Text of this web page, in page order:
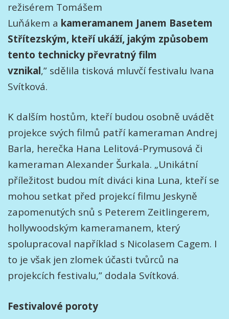
režisérem Tomášem
Luňákem a kameramanem Janem Basetem
Střítezským, kteří ukáží, jakým způsobem
tento technicky převratný film
vznikal,” sdělila tisková mluvčí festivalu Ivana
Svítková.
K dalším hostům, kteří budou osobně uvádět
projekce svých filmů patří kameraman Andrej
Barla, herečka Hana Lelitová-Prymusová či
kameraman Alexander Šurkala. „Unikátní
příležitost budou mít diváci kina Luna, kteří se
mohou setkat před projekcí filmu Jeskyně
zapomenutých snů s Peterem Zeitlingerem,
hollywoodským kameramanem, který
spolupracoval například s Nicolasem Cagem. I
to je však jen zlomek účasti tvůrců na
projekcích festivalu,” dodala Svítková.
Festivalové poroty